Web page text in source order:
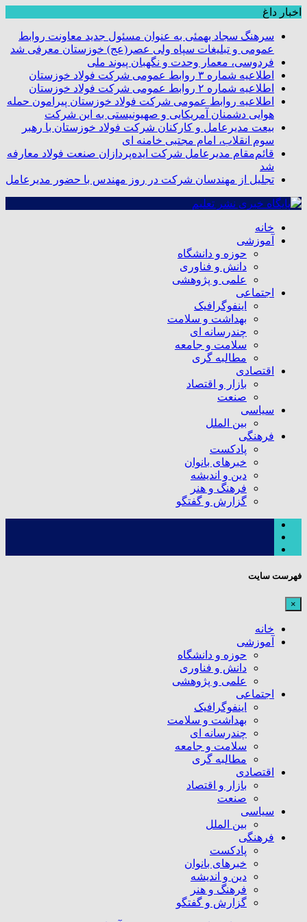
اخبار داغ
سرهنگ سجاد بهمئی به عنوان مسئول جدید معاونت روابط
عمومی و تبلیغات سپاه ولی عصر(عج) خوزستان معرفی شد
فردوسی، معمار وحدت و نگهبان پیوند ملی
اطلاعیه شماره ۳ روابط عمومی شرکت فولاد خوزستان
اطلاعیه شماره ۲ روابط عمومی شرکت فولاد خوزستان
اطلاعیه روابط عمومی شرکت فولاد خوزستان پیرامون حمله
هوایی دشمنان آمریکایی و صهیونیستی به این شرکت
بیعت مدیرعامل و کارکنان شرکت فولاد خوزستان با رهبر
سوم انقلاب، امام مجتبی خامنه ای
قائم‌مقام مدیرعامل شرکت ایده‌پردازان صنعت فولاد معارفه
شد
تجلیل از مهندسان شرکت در روز مهندس با حضور مدیرعامل
خانه
آموزشی
حوزه و دانشگاه
دانش و فناوری
علمی و پژوهشی
اجتماعی
اینفوگرافیک
بهداشت و سلامت
چندرسانه ای
سلامت و جامعه
مطالبه گری
اقتصادی
بازار و اقتصاد
صنعت
سیاسی
بین الملل
فرهنگی
پادکست
خبرهای بانوان
دین و اندیشه
فرهنگ و هنر
گزارش و گفتگو
فهرست سایت
×
خانه
آموزشی
حوزه و دانشگاه
دانش و فناوری
علمی و پژوهشی
اجتماعی
اینفوگرافیک
بهداشت و سلامت
چندرسانه ای
سلامت و جامعه
مطالبه گری
اقتصادی
بازار و اقتصاد
صنعت
سیاسی
بین الملل
فرهنگی
پادکست
خبرهای بانوان
دین و اندیشه
فرهنگ و هنر
گزارش و گفتگو